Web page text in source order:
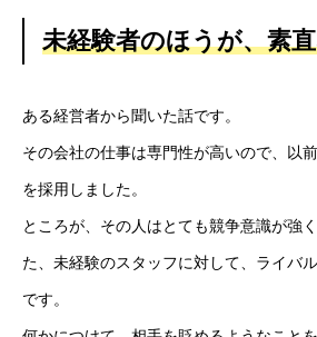
未経験者のほうが、素
ある経営者から聞いた話です。
その会社の仕事は専門性が高いので、以
を採用しました。
ところが、その人はとても競争意識が強
た、未経験のスタッフに対して、ライバ
です。